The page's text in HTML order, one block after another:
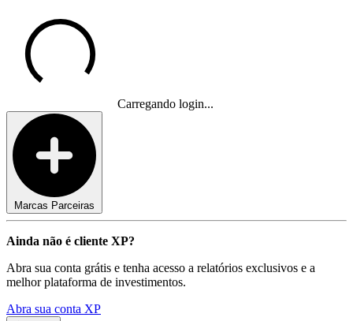
Carregando login...
Marcas Parceiras
Ainda não é cliente XP?
Abra sua conta grátis e tenha acesso a relatórios exclusivos e a
melhor plataforma de investimentos.
Abra sua conta XP